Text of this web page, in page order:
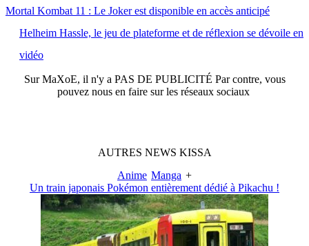
Mortal Kombat 11 : Le Joker est disponible en accès anticipé
Helheim Hassle, le jeu de plateforme et de réflexion se dévoile en
vidéo
SurMaXoE, il n'y a PAS DE PUBLICITÉ Par contre, vous
pouvez nous en faire sur les réseaux sociaux
AUTRES NEWS KISSA
Anime Manga +
Un train japonais Pokémon entièrement dédié à Pikachu !